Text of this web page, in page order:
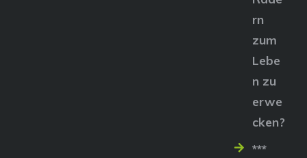
rn
zum
Lebe
n zu
erwe
cken?
***